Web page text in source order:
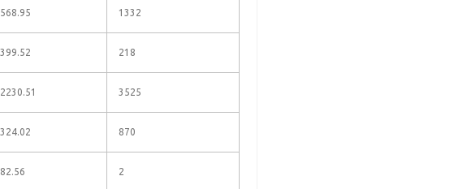
568.95 1332
399.52 218
2230.51 3525
324.02 870
82.56 2